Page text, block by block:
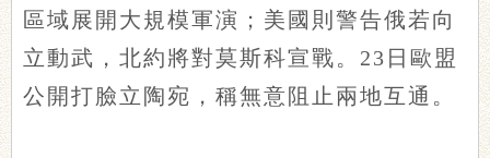
區域展開大規模軍演；美國則警告俄若向
立動武，北約將對莫斯科宣戰。23日歐盟
公開打臉立陶宛，稱無意阻止兩地互通。